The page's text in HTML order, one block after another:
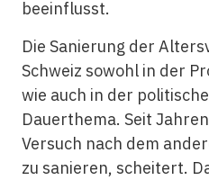
beeinflusst.
Die Sanierung der
Schweiz sowohl in der
wie auch in der
Dauerthema. Seit
Versuch nach dem
zu sanieren, scheitert.